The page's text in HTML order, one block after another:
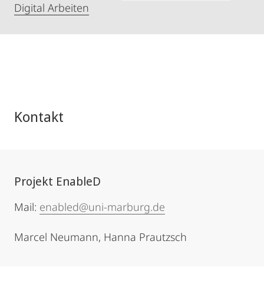
Digital Arbeiten
Kontakt
Projekt EnableD
Mail: enabled@uni-marburg.de
Marcel Neumann, Hanna Prautzsch